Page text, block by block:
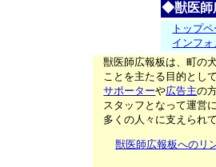
◆獣医師
トップ
インフ
獣医師広報板は、町の
ことを主たる目的とし
サポーターや広告主の
スタッフとなって運営
多くの人々に支えられ
獣医師広報板へのリ